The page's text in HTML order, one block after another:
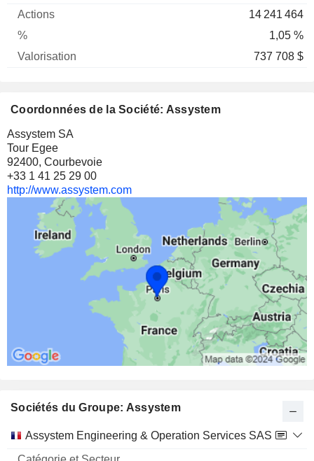
14 241 464
1,05 %
737 708 $
Coordonnées de la Société: Assystem
Assystem SA
Tour Egee
92400, Courbevoie
+33 1 41 25 29 00
http://www.assystem.com
Sociétés du Groupe: Assystem
Catégorie
Assystem Engineering & Operation Services SAS